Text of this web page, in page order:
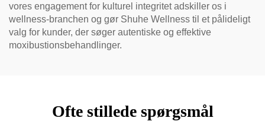
vores engagement for kulturel integritet adskiller os i
wellness-branchen og gør Shuhe Wellness til et pålideligt
valg for kunder, der søger autentiske og effektive
moxibustionsbehandlinger.
Ofte stillede spørgsmål